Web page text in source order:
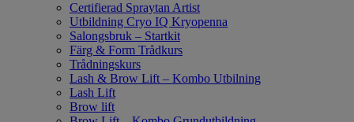
Certifierad Spraytan Artist
Utbildning Cryo IQ Kryopenna
Salongsbruk – Startkit
Färg & Form Trådkurs
Trådningskurs
Lash & Brow Lift – Kombo Utbilning
Lash Lift
Brow lift